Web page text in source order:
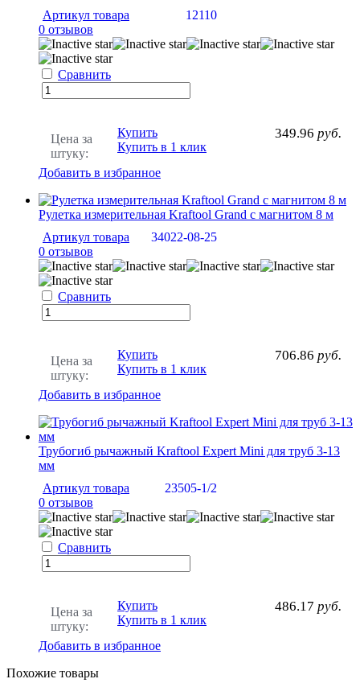
Артикул товара
12110
0 отзывов
Сравнить
Цена за
штуку:
349.96 руб.
Купить
Купить в 1 клик
Добавить в избранное
Рулетка измерительная Kraftool Grand с магнитом 8 м
Артикул товара
34022-08-25
0 отзывов
Сравнить
Цена за
штуку:
706.86 руб.
Купить
Купить в 1 клик
Добавить в избранное
Трубогиб рычажный Kraftool Expert Mini для труб 3-13
мм
Артикул товара
23505-1/2
0 отзывов
Сравнить
Цена за
штуку:
486.17 руб.
Купить
Купить в 1 клик
Добавить в избранное
Похожие товары